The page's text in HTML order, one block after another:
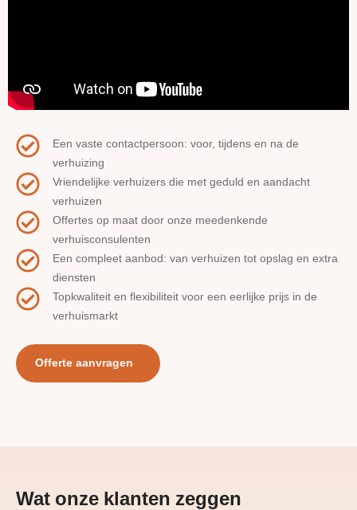
Een vaste contactpersoon: voor, tijdens en na de
verhuizing
Vriendelijke verhuizers die met geduld en aandacht
verhuizen
Offertes op maat door onze meedenkende
verhuisconsulenten
Een compleet aanbod: van verhuizen tot opslag en extra
diensten
Topkwaliteit en flexibiliteit voor een eerlijke prijs in de
verhuismarkt
Offerte aanvragen
Wat onze klanten zeggen